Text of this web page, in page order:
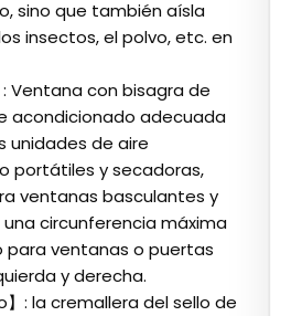
sino que también aísla
insectos, el polvo, etc. en
: Ventana con bisagra de
acondicionado adecuada
unidades de aire
portátiles y secadoras,
ventanas basculantes y
circunferencia máxima
para ventanas o puertas
y derecha.
】: la cremallera del sello de